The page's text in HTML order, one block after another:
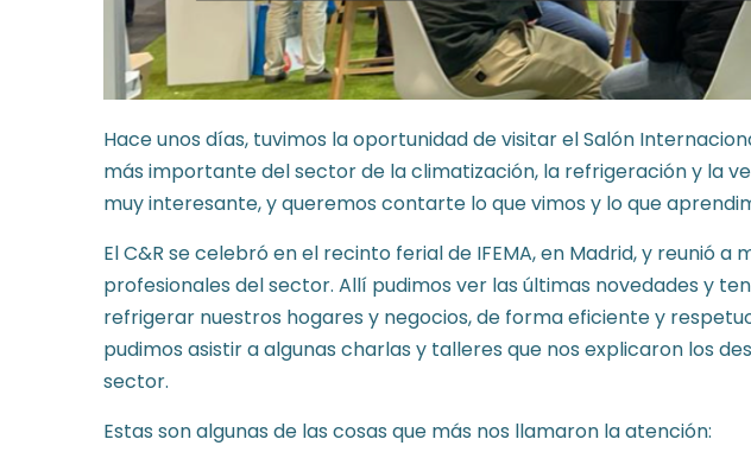
Hace unos días, tuvimos la oportunidad de visitar el Salón
más importante del sector de la climatización, la refrigeración y la
muy interesante, y queremos contarte lo que vimos y lo que
El C&R se celebró en el recinto ferial de IFEMA, en Madrid, y reunió a
profesionales del sector. Allí pudimos ver las últimas novedades y
refrigerar nuestros hogares y negocios, de forma eficiente y
pudimos asistir a algunas charlas y talleres que nos explicaron los
sector.
Estas son algunas de las cosas que más nos llamaron la atención: